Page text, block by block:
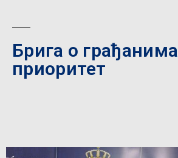
Брига о грађанима
приоритет